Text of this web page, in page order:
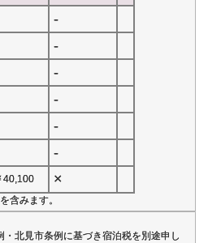
-
-
-
-
-
-
40,100 ×
含みます。
北見市条例に基づき宿泊税を別途申し